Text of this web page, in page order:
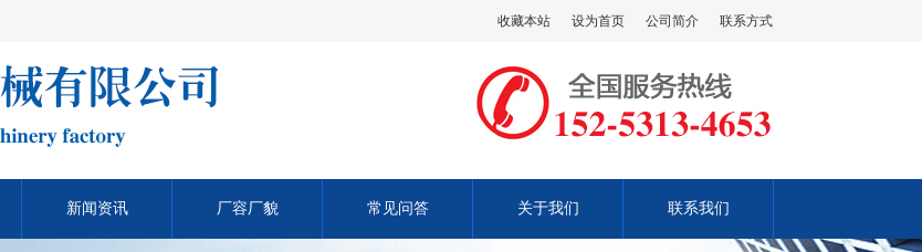
收藏本站 设为首页 公司简介 联系方式
新闻资讯 厂容厂貌 常见问答 关于我们 联系我们